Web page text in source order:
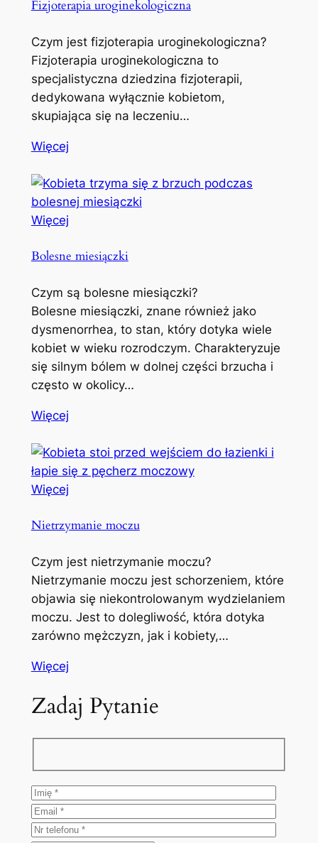
Fizjoterapia uroginekologiczna
Czym jest fizjoterapia uroginekologiczna?
Fizjoterapia uroginekologiczna to
specjalistyczna dziedzina fizjoterapii,
dedykowana wyłącznie kobietom,
skupiająca się na leczeniu…
Więcej
Więcej
Bolesne miesiączki
Czym są bolesne miesiączki?
Bolesne miesiączki, znane również jako
dysmenorrhea, to stan, który dotyka wiele
kobiet w wieku rozrodczym. Charakteryzuje
się silnym bólem w dolnej części brzucha i
często w okolicy…
Więcej
Więcej
Nietrzymanie moczu
Czym jest nietrzymanie moczu?
Nietrzymanie moczu jest schorzeniem, które
objawia się niekontrolowanym wydzielaniem
moczu. Jest to dolegliwość, która dotyka
zarówno mężczyzn, jak i kobiety,…
Więcej
Zadaj Pytanie